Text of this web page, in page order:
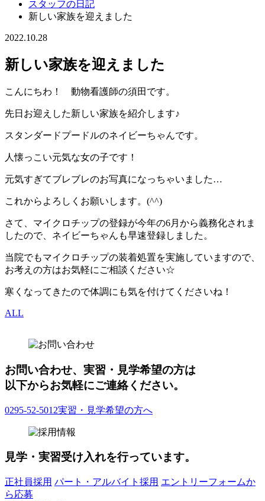
スタッフの日記
新しい家族を迎えました
2022.10.28
新しい家族を迎えました
こんにちわ！ 動物看護師の須田です。
先日お迎えした新しい家族を紹介します♪
スタンダードプードルのネイビーちゃんです。
人懐っこい元気な女の子です！
元気すぎてブレブレのお写真になっちゃいました…
これからよろしくお願いします。(^^)
さて、マイクロチップの登録が今年の6月から義務化されま
したので、ネイビーちゃんも早速登録しました。
当院でもマイクロチップの装着処置を実施していますので、
お考えの方はお気軽にご相談ください☆
寒くなってきたので体調にも気を付けてくださいね！
ALL
お問い合わせ、実習・見学希望の方は
以下からお気軽にご連絡ください。
0295-52-5012実習・見学希望の方へ
見学・実習受け入れを行っています。
正社員採用 パート・アルバイト採用 エントリーフォームか
ら応募